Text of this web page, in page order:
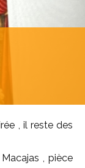
, il reste des
, pièce